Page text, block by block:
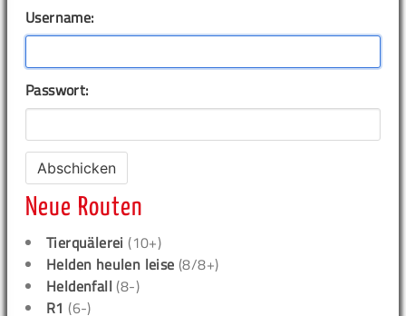
Username:
Passwort:
Neue Routen
Tierquälerei (10+)
Helden heulen leise (8/8+)
Heldenfall (8-)
R1 (6-)